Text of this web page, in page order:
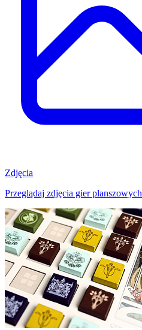
Zdjęcia
Przeglądaj zdjęcia gier planszowych